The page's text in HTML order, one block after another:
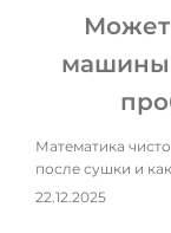
машины
Математика
после сушки и
22.12.2025